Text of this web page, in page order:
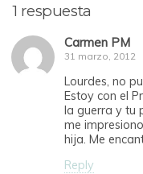
1 respuesta
Carmen PM
31 marzo, 2012
Lourdes, no
Estoy con el
la guerra y tu
me
hija. Me
Reply